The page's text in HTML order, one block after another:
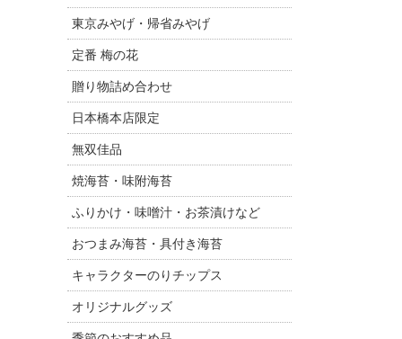
東京みやげ・帰省みやげ
定番 梅の花
贈り物詰め合わせ
日本橋本店限定
無双佳品
焼海苔・味附海苔
ふりかけ・味噌汁・お茶漬けなど
おつまみ海苔・具付き海苔
キャラクターのりチップス
オリジナルグッズ